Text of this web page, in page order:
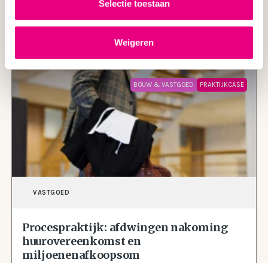
Selectie toestaan
Weigeren
MILOU HENNEMAN
BOUW & VASTGOED PRAKTIJKCASE
VASTGOED
Procespraktijk: afdwingen nakoming
huurovereenkomst en
miljoenenafkoopsom